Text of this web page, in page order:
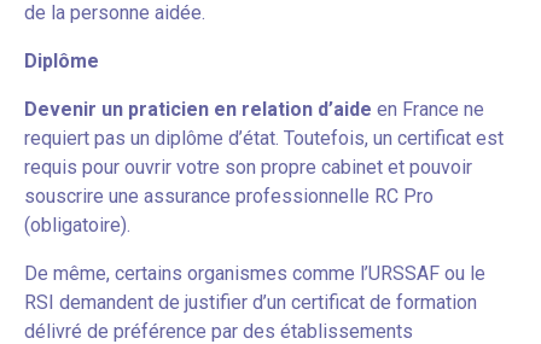
de la personne aidée.
Diplôme
Devenir un praticien en relation d’aide en France ne
requiert pas un diplôme d’état. Toutefois, un certificat est
requis pour ouvrir votre son propre cabinet et pouvoir
souscrire une assurance professionnelle RC Pro
(obligatoire).
De même, certains organismes comme l’URSSAF ou le
RSI demandent de justifier d’un certificat de formation
délivré de préférence par des établissements